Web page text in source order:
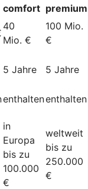
comfort premium
40
Mio. €
100 Mio.
€
5 Jahre 5 Jahre
enthaltenenthalten
in
Europa
bis zu
100.000
€
weltweit
bis zu
250.000
€